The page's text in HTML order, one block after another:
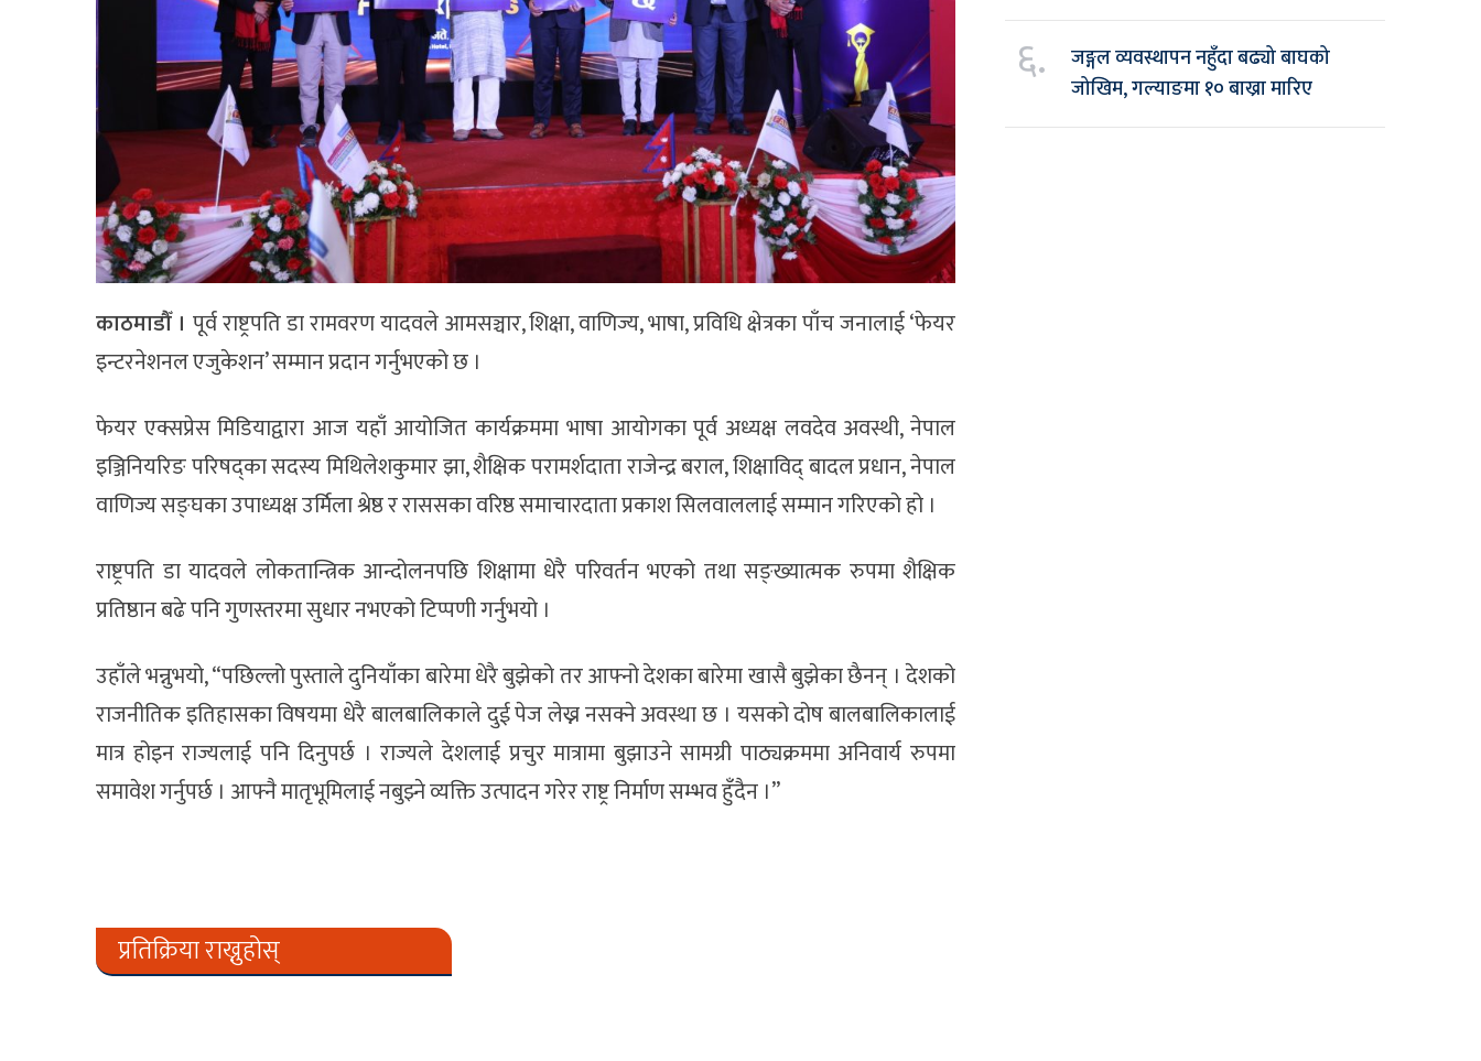
काठमाडौँ । पूर्व राष्ट्रपति डा रामवरण यादवले आमसञ्चार, शिक्षा, वाणिज्य, भाषा, प्रविधि क्षेत्रका पाँच जनालाई ‘फेयर
इन्टरनेशनल एजुकेशन’ सम्मान प्रदान गर्नुभएको छ ।
फेयर एक्सप्रेस मिडियाद्वारा आज यहाँ आयोजित कार्यक्रममा भाषा आयोगका पूर्व अध्यक्ष लवदेव अवस्थी, नेपाल
इञ्जिनियरिङ परिषद्का सदस्य मिथिलेशकुमार झा, शैक्षिक परामर्शदाता राजेन्द्र बराल, शिक्षाविद् बादल प्रधान, नेपाल
वाणिज्य सङ्घका उपाध्यक्ष उर्मिला श्रेष्ठ र राससका वरिष्ठ समाचारदाता प्रकाश सिलवाललाई सम्मान गरिएको हो ।
राष्ट्रपति डा यादवले लोकतान्त्रिक आन्दोलनपछि शिक्षामा धेरै परिवर्तन भएको तथा सङ्ख्यात्मक रुपमा शैक्षिक
प्रतिष्ठान बढे पनि गुणस्तरमा सुधार नभएको टिप्पणी गर्नुभयो ।
उहाँले भन्नुभयो, “पछिल्लो पुस्ताले दुनियाँका बारेमा धेरै बुझेको तर आफ्नो देशका बारेमा खासै बुझेका छैनन् । देशको
राजनीतिक इतिहासका विषयमा धेरै बालबालिकाले दुई पेज लेख्न नसक्ने अवस्था छ । यसको दोष बालबालिकालाई
मात्र होइन राज्यलाई पनि दिनुपर्छ । राज्यले देशलाई प्रचुर मात्रामा बुझाउने सामग्री पाठ्यक्रममा अनिवार्य रुपमा
समावेश गर्नुपर्छ । आफ्नै मातृभूमिलाई नबुझ्ने व्यक्ति उत्पादन गरेर राष्ट्र निर्माण सम्भव हुँदैन ।”
प्रतिक्रिया राख्नुहोस्
६.
जङ्गल व्यवस्थापन नहुँदा बढ्यो बाघको
जोखिम, गल्याङमा १० बाख्रा मारिए